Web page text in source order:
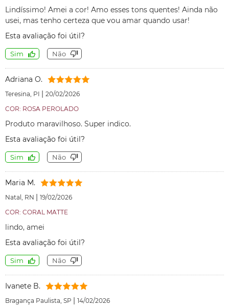
Lindíssimo! Amei a cor! Amo esses tons quentes! Ainda não
usei, mas tenho certeza que vou amar quando usar!
Esta avaliação foi útil?
Sim Não
Adriana O.
Teresina, PI | 20/02/2026
COR: ROSA PEROLADO
Produto maravilhoso. Super indico.
Esta avaliação foi útil?
Sim Não
Maria M.
Natal, RN | 19/02/2026
COR: CORAL MATTE
lindo, amei
Esta avaliação foi útil?
Sim Não
Ivanete B.
Bragança Paulista, SP | 14/02/2026